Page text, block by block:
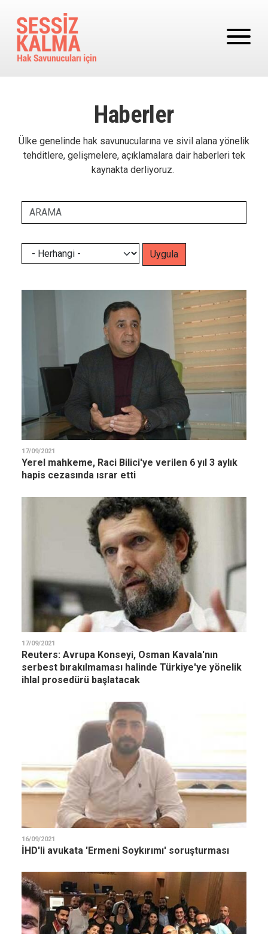
Haberler
Ülke genelinde hak savunucularına ve sivil alana yönelik
tehditlere, gelişmelere, açıklamalara dair haberleri tek
kaynakta derliyoruz.
17/09/2021
Yerel mahkeme, Raci Bilici'ye verilen 6 yıl 3 aylık
hapis cezasında ısrar etti
17/09/2021
Reuters: Avrupa Konseyi, Osman Kavala'nın
serbest bırakılmaması halinde Türkiye'ye yönelik
ihlal prosedürü başlatacak
16/09/2021
İHD'li avukata 'Ermeni Soykırımı' soruşturması